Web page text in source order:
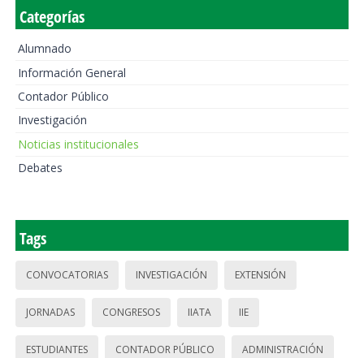
Categorías
Alumnado
Información General
Contador Público
Investigación
Noticias institucionales
Debates
Tags
CONVOCATORIAS INVESTIGACIÓN EXTENSIÓN
JORNADAS CONGRESOS IIATA IIE
ESTUDIANTES CONTADOR PÚBLICO ADMINISTRACIÓN